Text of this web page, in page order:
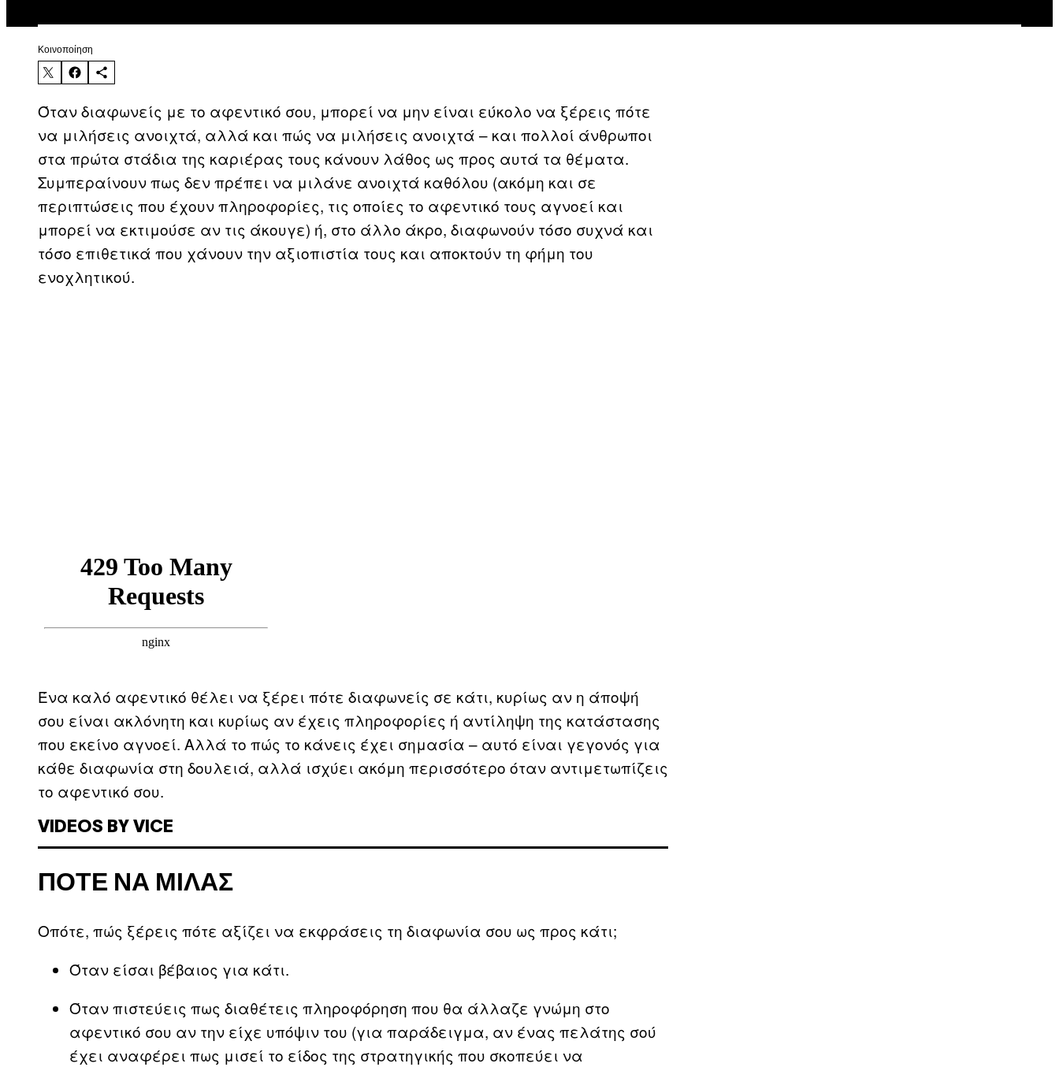
Kοινοποίηση
Όταν διαφωνείς με το αφεντικό σου, μπορεί να μην είναι εύκολο να ξέρεις πότε
να μιλήσεις ανοιχτά, αλλά και πώς να μιλήσεις ανοιχτά – και πολλοί άνθρωποι
στα πρώτα στάδια της καριέρας τους κάνουν λάθος ως προς αυτά τα θέματα.
Συμπεραίνουν πως δεν πρέπει να μιλάνε ανοιχτά καθόλου (ακόμη και σε
περιπτώσεις που έχουν πληροφορίες, τις οποίες το αφεντικό τους αγνοεί και
μπορεί να εκτιμούσε αν τις άκουγε) ή, στο άλλο άκρο, διαφωνούν τόσο συχνά και
τόσο επιθετικά που χάνουν την αξιοπιστία τους και αποκτούν τη φήμη του
ενοχλητικού.
Ένα καλό αφεντικό θέλει να ξέρει πότε διαφωνείς σε κάτι, κυρίως αν η άποψή
σου είναι ακλόνητη και κυρίως αν έχεις πληροφορίες ή αντίληψη της κατάστασης
που εκείνο αγνοεί. Αλλά το πώς το κάνεις έχει σημασία – αυτό είναι γεγονός για
κάθε διαφωνία στη δουλειά, αλλά ισχύει ακόμη περισσότερο όταν αντιμετωπίζεις
το αφεντικό σου.
VIDEOS BY VICE
ΠΌΤΕ ΝΑ ΜΙΛΆΣ
Οπότε, πώς ξέρεις πότε αξίζει να εκφράσεις τη διαφωνία σου ως προς κάτι;
Όταν είσαι βέβαιος για κάτι.
Όταν πιστεύεις πως διαθέτεις πληροφόρηση που θα άλλαζε γνώμη στο
αφεντικό σου αν την είχε υπόψιν του (για παράδειγμα, αν ένας πελάτης σού
έχει αναφέρει πως μισεί το είδος της στρατηγικής που σκοπεύει να